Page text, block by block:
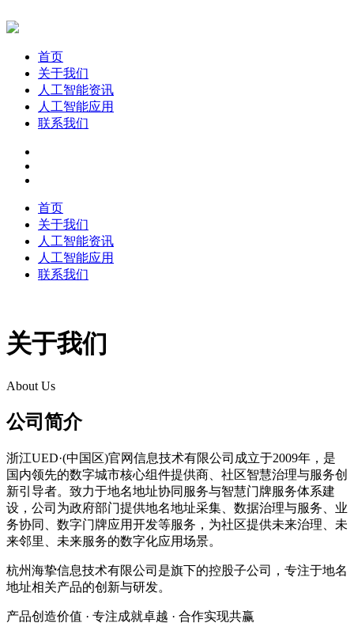
首页
关于我们
人工智能资讯
人工智能应用
联系我们
首页
关于我们
人工智能资讯
人工智能应用
联系我们
关于我们
About Us
公司简介
浙江UED·(中国区)官网信息技术有限公司成立于2009年，是
国内领先的数字城市核心组件提供商、社区智慧治理与服务创
新引导者。致力于地名地址协同服务与智慧门牌服务体系建
设，公司为政府部门提供地名地址采集、数据治理与服务、业
务协同、数字门牌应用开发等服务，为社区提供未来治理、未
来邻里、未来服务的数字化应用场景。
杭州海挚信息技术有限公司是旗下的控股子公司，专注于地名
地址相关产品的创新与研发。
产品创造价值 · 专注成就卓越 · 合作实现共赢